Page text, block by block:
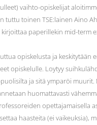
vaihto-opiskelijat
tuttu toinen TSE:lainen Aino
paperillekin mid-term
opiskelusta ja
opiskelulle. Loytyy
ja sitä ymparöi
huomattavasti
opettajamaisella
haasteita (ei vaikeuksia),